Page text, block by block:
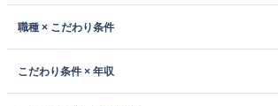
職種 × こだわり条件
こだわり条件 × 年収